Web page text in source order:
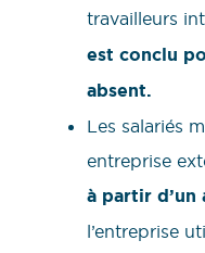
travailleurs
est conclu
absent.
Les salariés
entreprise
à partir d’un
l’entreprise